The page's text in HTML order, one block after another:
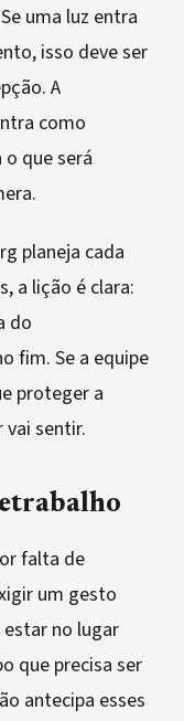
uma luz entra
isso deve ser
A
como
que será
planeja cada
a lição é clara:
do
fim. Se a equipe
proteger a
sentir.
falta de
um gesto
no lugar
que precisa ser
antecipa esses